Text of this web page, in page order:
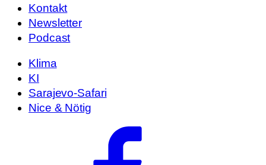
Kontakt
Newsletter
Podcast
Klima
KI
Sarajevo-Safari
Nice & Nötig